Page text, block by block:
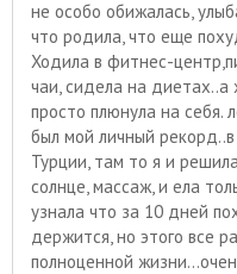
не особо обижалась,
что родила, что еще
Ходила в фитнес-
чаи, сидела на
просто плюнула на себя.
был мой личный
Турции, там то я и
солнце, массаж, и ела
узнала что за 10 дней
держится, но этого все
полноценной